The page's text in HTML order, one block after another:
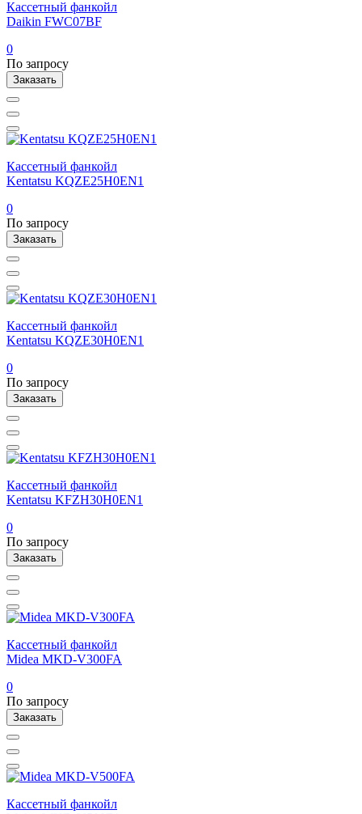
Кассетный фанкойл
Daikin FWC07BF
0
По запросу
Заказать
Кассетный фанкойл
Kentatsu KQZE25H0EN1
0
По запросу
Заказать
Кассетный фанкойл
Kentatsu KQZE30H0EN1
0
По запросу
Заказать
Кассетный фанкойл
Kentatsu KFZH30H0EN1
0
По запросу
Заказать
Кассетный фанкойл
Midea MKD-V300FA
0
По запросу
Заказать
Кассетный фанкойл